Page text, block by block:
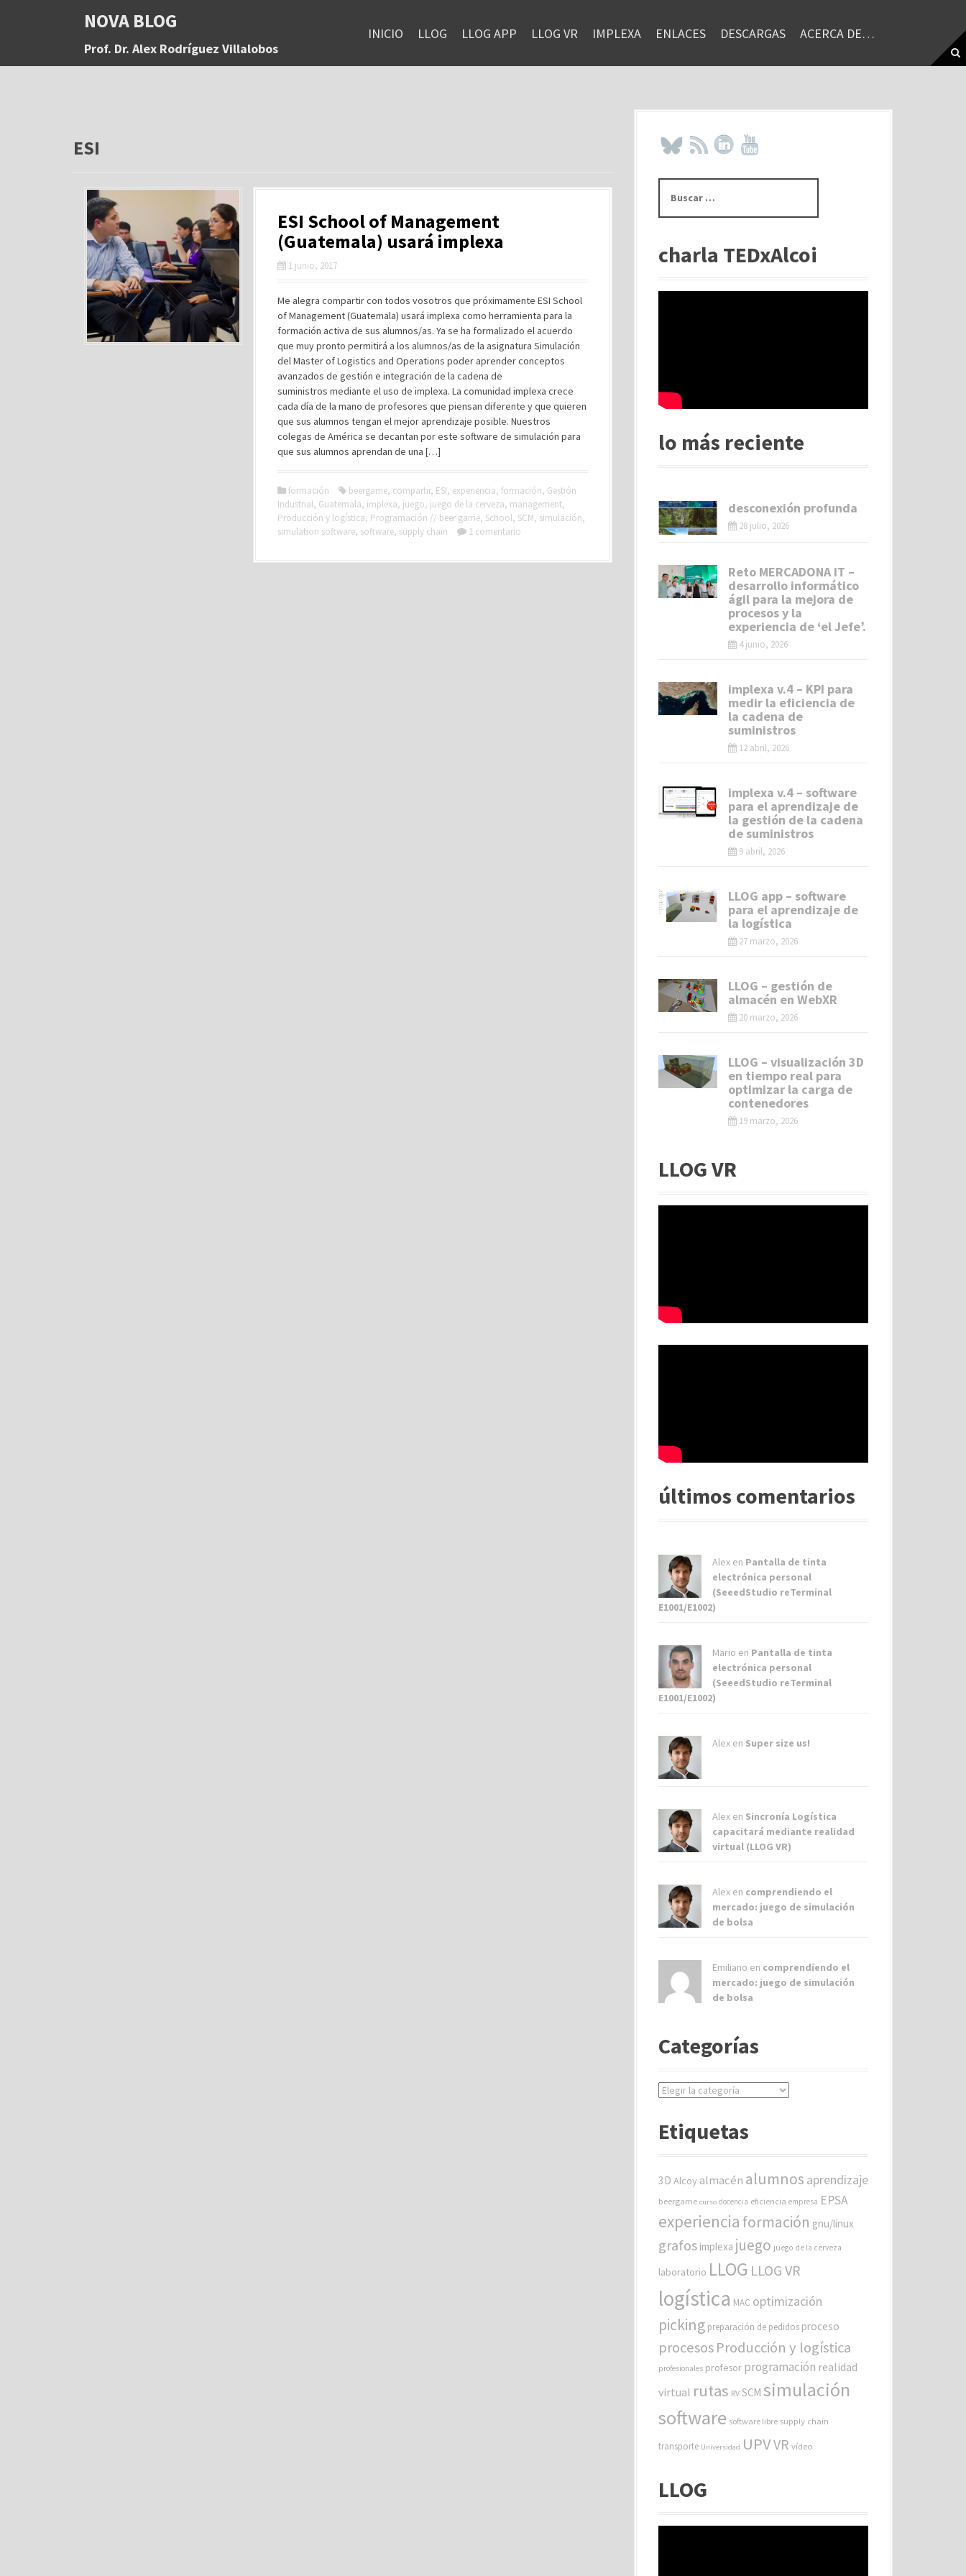
a
NOVA BLOG
Prof. Dr. Alex Rodríguez Villalobos
INICIO LLOG LLOG APP LLOG VR IMPLEXA ENLACES DESCARGAS ACERCA DE…
ESI
ESI School of Management
(Guatemala) usará implexa
1 junio, 2017
Me alegra compartir con todos vosotros que próximamente ESI School
of Management (Guatemala) usará implexa como herramienta para la
formación activa de sus alumnos/as. Ya se ha formalizado el acuerdo
que muy pronto permitirá a los alumnos/as de la asignatura Simulación
del Master of Logistics and Operations poder aprender conceptos
avanzados de gestión e integración de la cadena de
suministros mediante el uso de implexa. La comunidad implexa crece
cada día de la mano de profesores que piensan diferente y que quieren
que sus alumnos tengan el mejor aprendizaje posible. Nuestros
colegas de América se decantan por este software de simulación para
que sus alumnos aprendan de una […]
formación beergame, compartir, ESI, experiencia, formación, Gestión
Industrial, Guatemala, implexa, juego, juego de la cerveza, management,
Producción y logística, Programación // beer game, School, SCM, simulación,
simulation software, software, supply chain 1 comentario
s
rcharla TEDxAlcoi
lo más reciente
desconexión profunda
28 julio, 2026
Reto MERCADONA IT –
desarrollo informático
ágil para la mejora de
procesos y la
experiencia de ‘el Jefe’.
4 junio, 2026
implexa v.4 – KPI para
medir la eficiencia de
la cadena de
suministros
12 abril, 2026
implexa v.4 – software
para el aprendizaje de
la gestión de la cadena
de suministros
9 abril, 2026
LLOG app – software
para el aprendizaje de
la logística
27 marzo, 2026
LLOG – gestión de
almacén en WebXR
20 marzo, 2026
LLOG – visualización 3D
en tiempo real para
optimizar la carga de
contenedores
19 marzo, 2026
LLOG VR
últimos comentarios
Alex en Pantalla de tinta
electrónica personal
(SeeedStudio reTerminal
E1001/E1002)
Mario en Pantalla de tinta
electrónica personal
(SeeedStudio reTerminal
E1001/E1002)
Alex en Super size us!
Alex en Sincronía Logística
capacitará mediante realidad
virtual (LLOG VR)
Alex en comprendiendo el
mercado: juego de simulación
de bolsa
Emiliano en comprendiendo el
mercado: juego de simulación
de bolsa
Categorías
C
e
r
s
Etiquetas
3D Alcoy almacén alumnos aprendizaje
beergame curso docencia eficiencia empresa EPSA
experiencia formación gnu/linux
grafos implexa juego juego de la cerveza
laboratorio LLOG LLOG VR
logística MAC optimización
picking preparación de pedidos proceso
procesosProducción y logística
profesionales profesor programación realidad
virtual rutas RV SCM simulación
software software libre supply chain
transporte Universidad UPVVR vídeo
LLOG